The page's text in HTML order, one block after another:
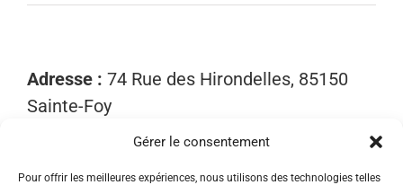
Gérer le consentement
Pour offrir les meilleures expériences, nous utilisons des technologies telles
Adresse : 74 Rue des Hirondelles, 85150
Sainte-Foy
Email : contact@sosnuisibles85.fr